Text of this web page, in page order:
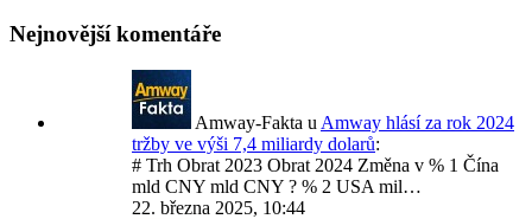
Nejnovější komentáře
Amway-Fakta u Amway hlásí za rok 2024
tržby ve výši 7,4 miliardy dolarů:
# Trh Obrat 2023 Obrat 2024 Změna v % 1 Čína
mld CNY mld CNY ? % 2 USA mil…
22. března 2025, 10:44